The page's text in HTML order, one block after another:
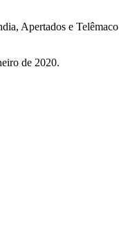
Apertados e
de 2020.